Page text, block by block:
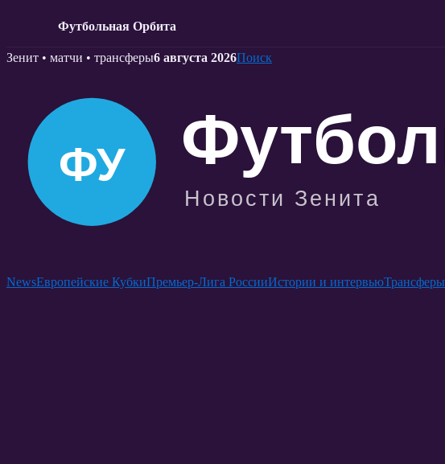
Футбольная Орбита
Skip
Зенит • матчи • трансферы6 августа 2026Поиск
NewsЕвропейские КубкиПремьер-Лига РоссииИстории и интервьюТрансферы